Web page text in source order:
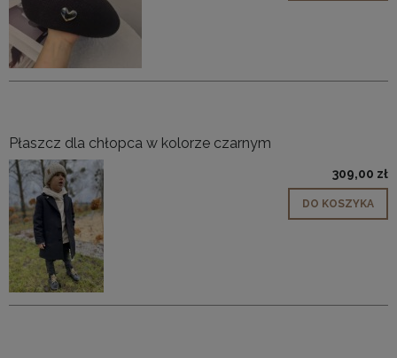
Płaszcz dla chłopca w kolorze czarnym
309,00 zł
DO KOSZYKA